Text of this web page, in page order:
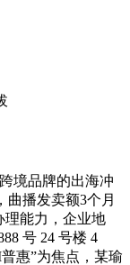
境品牌的出海冲
曲播发卖额3个月
理能力，企业地
号 24 号楼 4
惠”为焦点，某瑜